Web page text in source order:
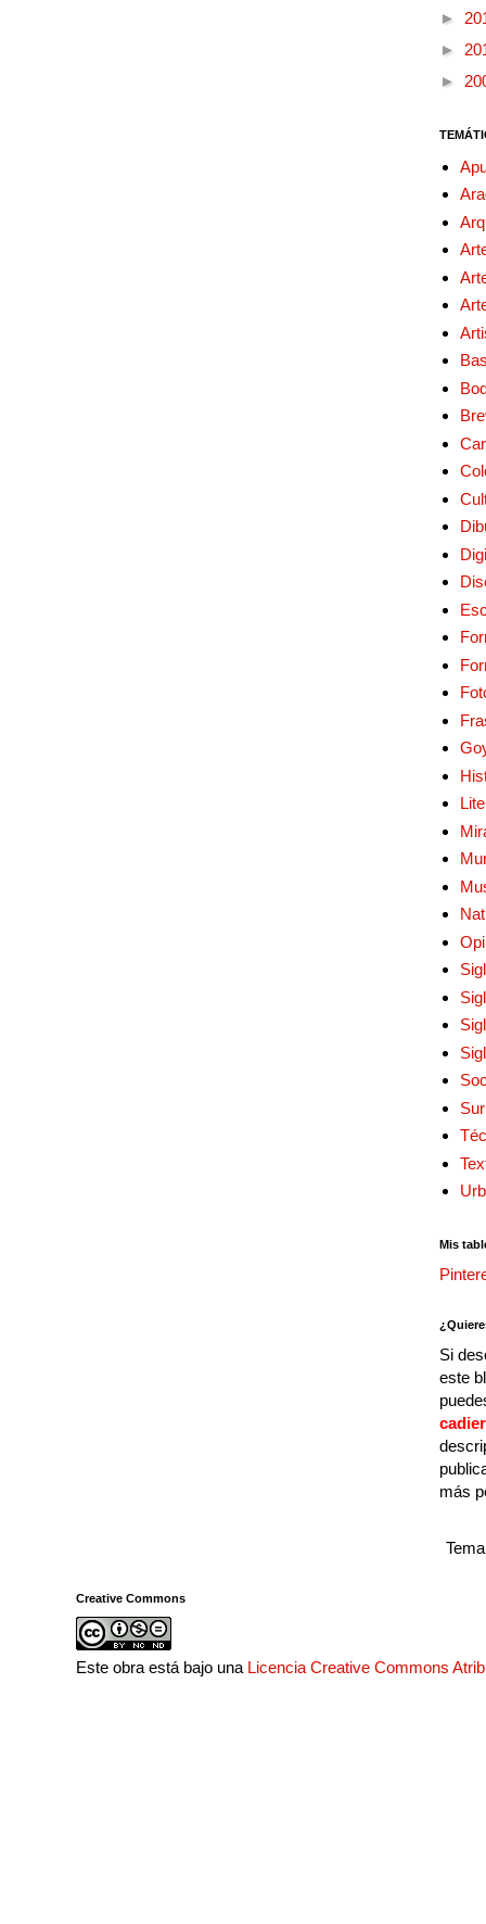
►
►
►
Mis
Si
este
más
Creative Commons
Este obra está bajo una Licencia Creative Commons